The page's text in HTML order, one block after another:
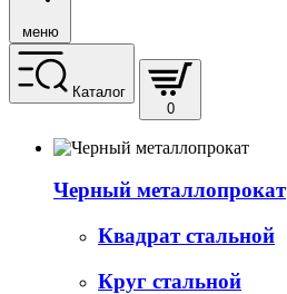
меню
Каталог
0
Черный металлопрокат
Квадрат стальной
Круг стальной